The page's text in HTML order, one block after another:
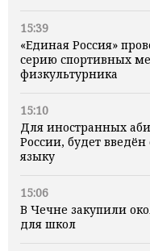
15:39
«Единая Россия»
серию спортивных
физкультурника
15:10
Для иностранных
России, будет
языку
15:06
В Чечне закупили
для школ